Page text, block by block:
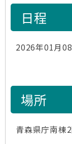
日程
2026年01月
場所
青森県庁南棟